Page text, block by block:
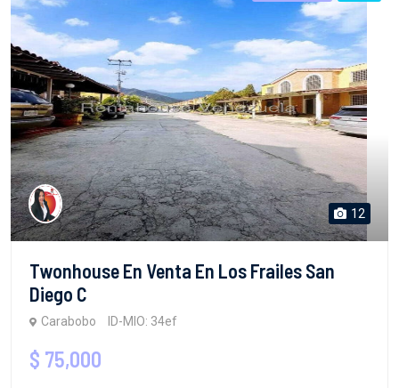
12
Twonhouse En Venta En Los Frailes San
Diego C
Carabobo ID-MIO: 34ef
$ 75,000